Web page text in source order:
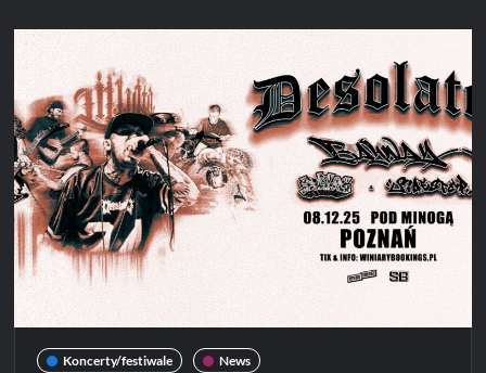
koncercie
Polsce!
Koncerty/festiwale News